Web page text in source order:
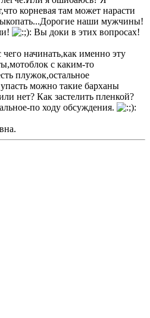
корневая там может нарасти
наши мужчины!
Вы доки в этих вопросах!
начинать,как именно эту
с каким-то
плужок,остальное
можно такие барханы
нет? Как застелить пленкой?
по ходу обсуждения.